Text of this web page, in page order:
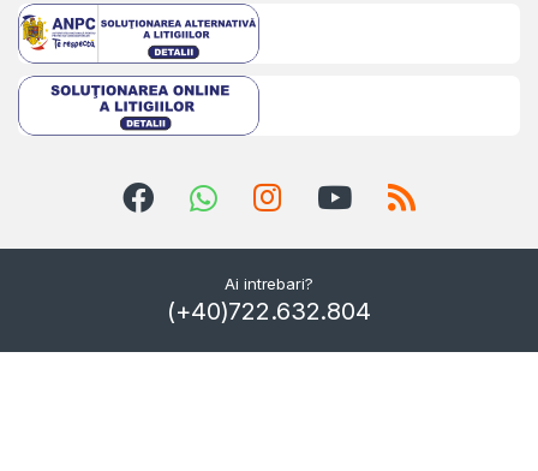
Ai intrebari?
(+40)722.632.804